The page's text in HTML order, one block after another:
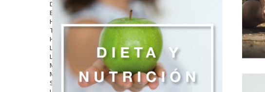
Despigmentantes
Exfoliantes
Hidratantes
Tratamientos De Noche
Hombre
Limpieza
Labiales
Maquillajes Y Color
Mascarillas
Solares